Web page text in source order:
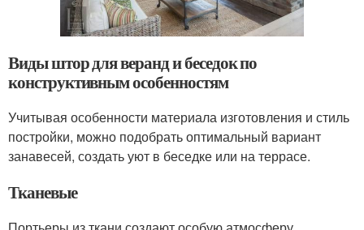
Виды штор для веранд и беседок по
конструктивным особенностям
Учитывая особенности материала изготовления и стиль
постройки, можно подобрать оптимальный вариант
занавесей, создать уют в беседке или на террасе.
Тканевые